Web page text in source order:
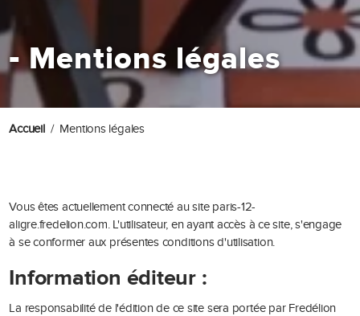
-Mentions légales
Accueil Mentions légales
Vous êtes actuellement connecté au site paris-12-
aligre.fredelion.com. L'utilisateur, en ayant accès à ce site, s'engage
à se conformer aux présentes conditions d'utilisation.
Information éditeur :
La responsabilité de l'édition de ce site sera portée par Fredélion